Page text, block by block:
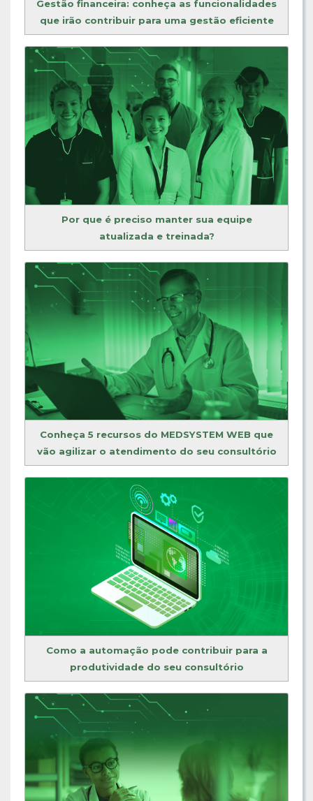
Gestão financeira: conheça as funcionalidades
que irão contribuir para uma gestão eficiente
Por que é preciso manter sua equipe
atualizada e treinada?
Conheça 5 recursos do MEDSYSTEM WEB que
vão agilizar o atendimento do seu consultório
Como a automação pode contribuir para a
produtividade do seu consultório